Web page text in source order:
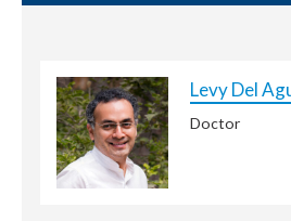
Levy Del
Doctor